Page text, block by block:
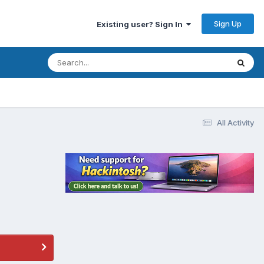
Existing user? Sign In Sign Up
All Activity